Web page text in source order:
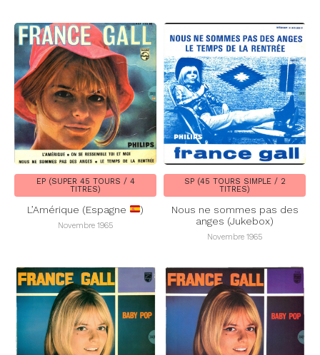
EP (SUPER 45 TOURS / 4
TITRES)
L’Amérique (Espagne )
Novembre 1965
SP (45 TOURS SIMPLE / 2
TITRES)
Nous ne sommes pas des
anges (Jukebox)
Novembre 1965